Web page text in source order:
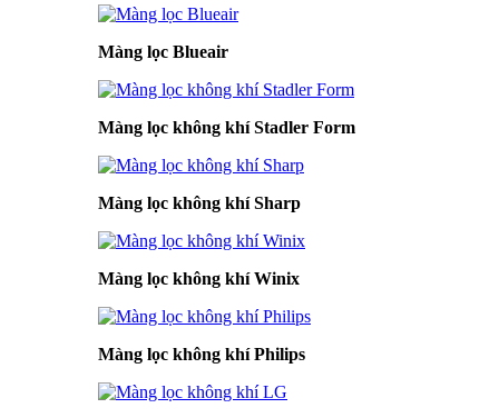
Màng lọc Blueair
Màng lọc không khí Stadler Form
Màng lọc không khí Sharp
Màng lọc không khí Winix
Màng lọc không khí Philips